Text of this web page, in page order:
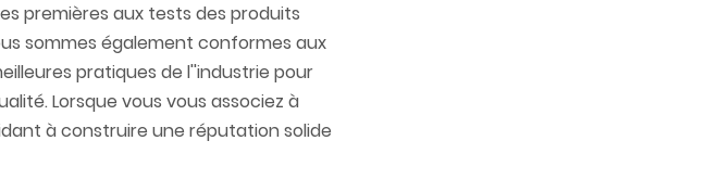
premières aux tests des produits
sommes également conformes aux
pratiques de l''industrie pour
Lorsque vous vous associez à
à construire une réputation solide